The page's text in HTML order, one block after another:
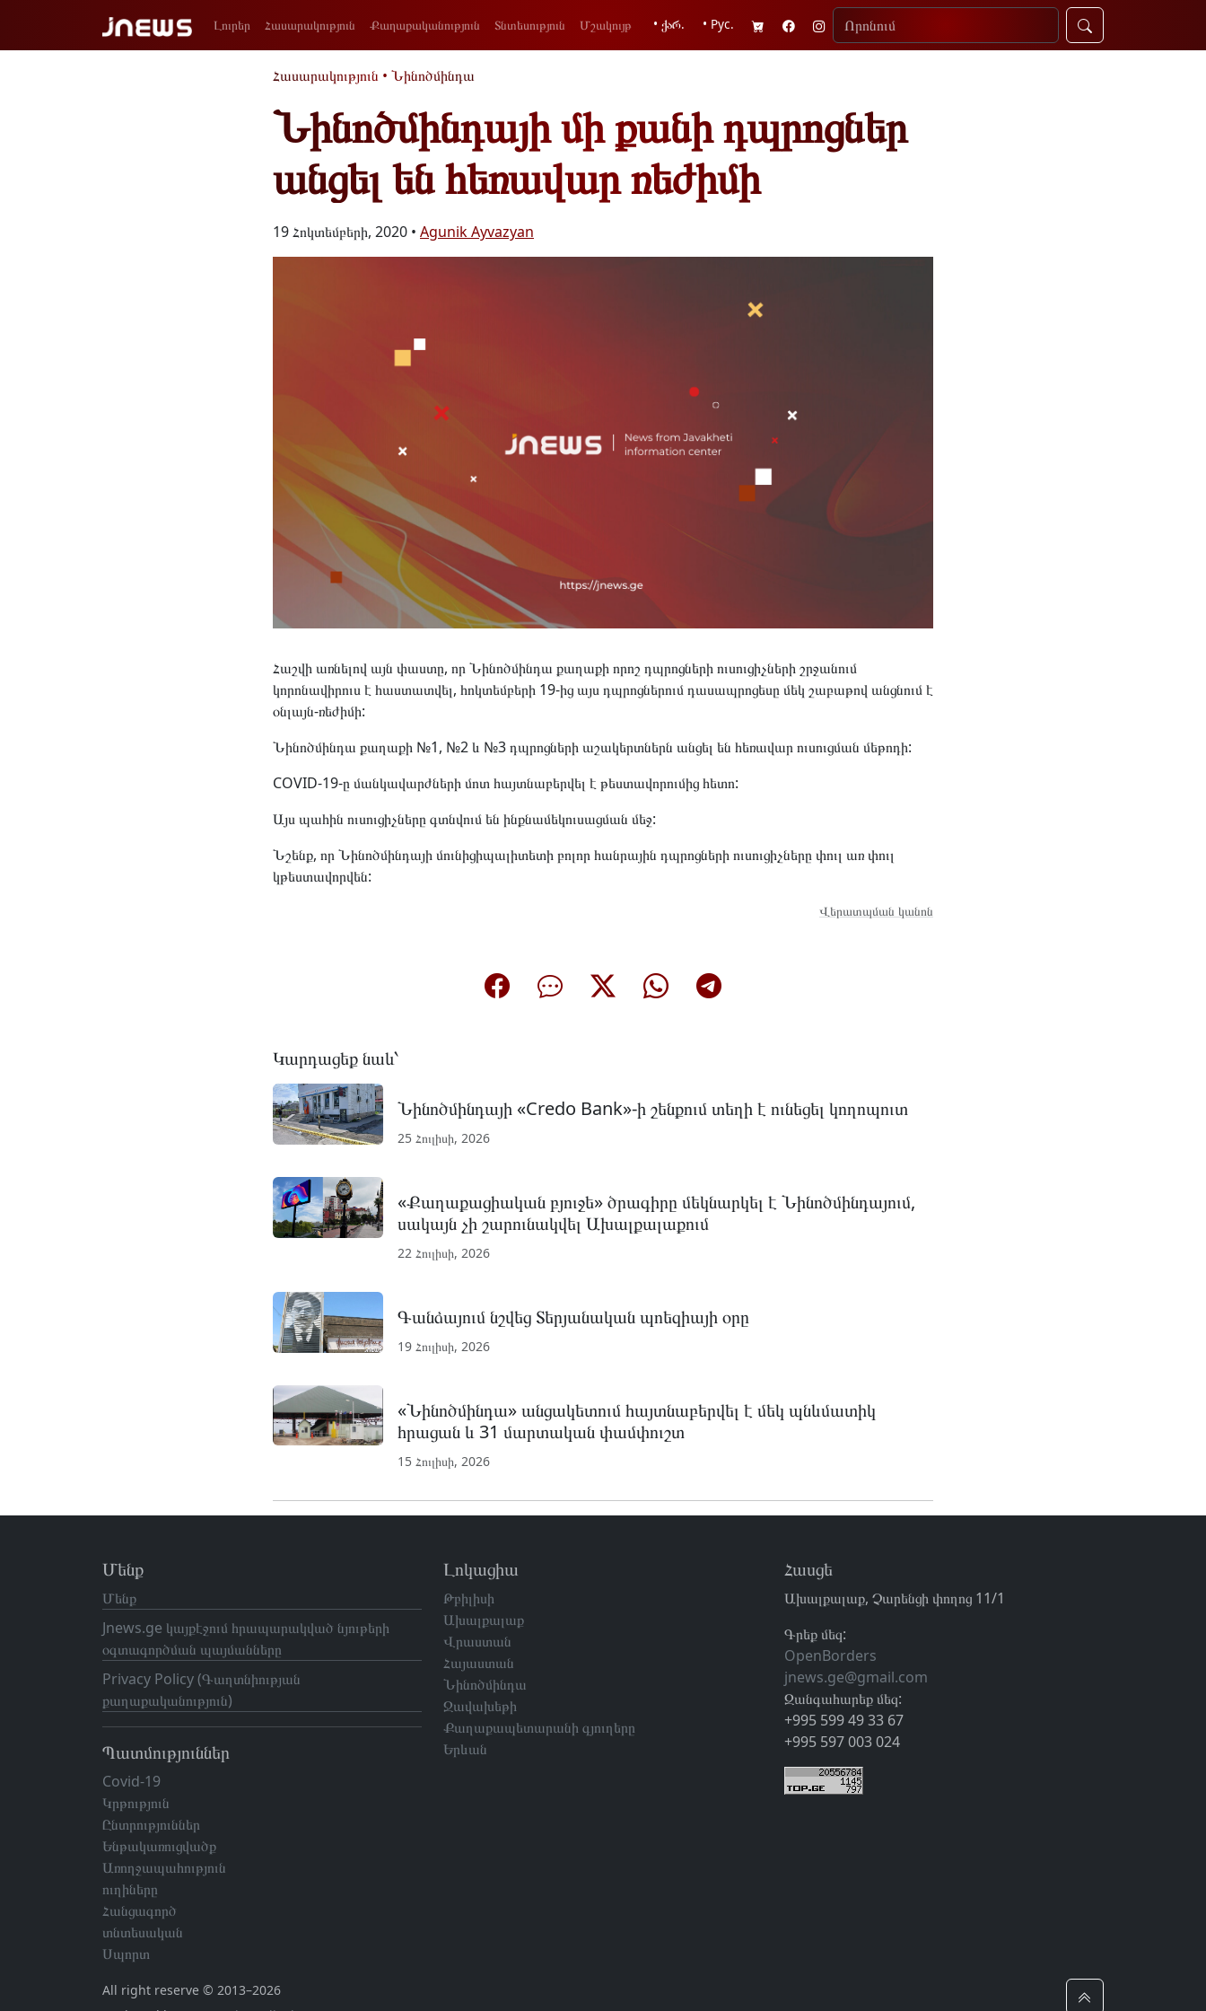
Լուրեր Հասարակություն Քաղաքականություն Տնտեսություն Մշակույթ • ქარ. • Рус.
Հասարակություն • Նինոծմինդա
Նինոծմինդայի մի քանի դպրոցներ
անցել են հեռավար ռեժիմի
19 Հոկտեմբերի, 2020 • Agunik Ayvazyan
Հաշվի առնելով այն փաստը, որ Նինոծմինդա քաղաքի որոշ դպրոցների ուսուցիչների շրջանում
կորոնավիրուս է հաստատվել, հոկտեմբերի 19-ից այս դպրոցներում դասապրոցեսը մեկ շաբաթով անցնում է
օնլայն-ռեժիմի:
Նինոծմինդա քաղաքի №1, №2 և №3 դպրոցների աշակերտներն անցել են հեռավար ուսուցման մեթոդի:
COVID-19-ը մանկավարժների մոտ հայտնաբերվել է թեստավորումից հետո:
Այս պահին ուսուցիչները գտնվում են ինքնամեկուսացման մեջ:
Նշենք, որ Նինոծմինդայի մունիցիպալիտետի բոլոր հանրային դպրոցների ուսուցիչները փուլ առ փուլ
կթեստավորվեն:
Վերատպման կանոն
Կարդացեք նաև՝
Նինոծմինդայի «Credo Bank»-ի շենքում տեղի է ունեցել կողոպուտ
25 Հուլիսի, 2026
«Քաղաքացիական բյուջե» ծրագիրը մեկնարկել է Նինոծմինդայում,
սակայն չի շարունակվել Ախալքալաքում
22 Հուլիսի, 2026
Գանձայում նշվեց Տերյանական պոեզիայի օրը
19 Հուլիսի, 2026
«Նինոծմինդա» անցակետում հայտնաբերվել է մեկ պնևմատիկ
հրացան և 31 մարտական ​​փամփուշտ
15 Հուլիսի, 2026
Մենք
Մենք
Jnews.ge կայքէջում հրապարակված նյութերի
օգտագործման պայմանները
Privacy Policy (Գաղտնիության
քաղաքականություն)
Պատմություններ
Covid-19
Կրթություն
Ընտրություններ
Ենթակառուցվածք
Առողջապահություն
ուղիները
Հանցագործ
տնտեսական
Սպորտ
Լոկացիա
Թբիլիսի
Ախալքալաք
Վրաստան
Հայաստան
Նինոծմինդա
Ջավախեթի
Քաղաքապետարանի գյուղերը
Երևան
Հասցե
Ախալքալաք, Չարենցի փողոց 11/1
Գրեք մեզ:
OpenBorders
jnews.ge@gmail.com
Զանգահարեք մեզ:
+995 599 49 33 67
+995 597 003 024
All right reserve © 2013–2026